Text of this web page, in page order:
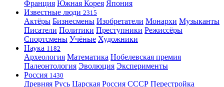
Франция Южная Корея Япония
Известные люди 2315
Актёры Бизнесмены Изобретатели Монархи Музыканты
Писатели Политики Преступники Режиссёры
Спортсмены Учёные Художники
Наука 1182
Археология Математика Нобелевская премия
Палеонтология Эволюция Эксперименты
Россия 1430
Древняя Русь Царская Россия СССР Перестройка